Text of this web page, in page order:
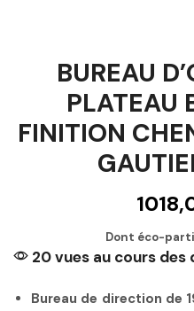
BUREAU
PLATEAU
FINITION
Dont éco-
20 vues au cours des
Bureau de direction de